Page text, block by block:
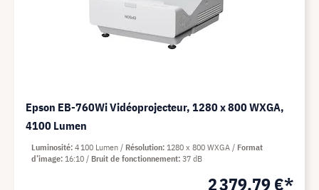
Epson EB-760Wi Vidéoprojecteur, 1280 x 800 WXGA,
4100 Lumen
2 379,79 €*
Luminosité 4 100 Lumen Résolution 1280 x 800 WXGA
Format
d’image 16:10 Bruit de fonctionnement 37 dB